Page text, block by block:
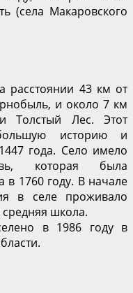
(села Макаровского
расстоянии 43 км от
и около 7 км
Толстый Лес. Этот
историю и
года. Село имело
которая была
в 1760 году. В начале
в селе проживало
школа.
в 1986 году в